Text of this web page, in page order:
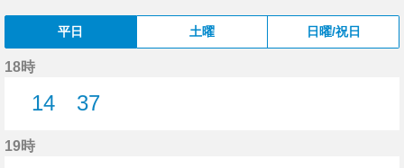
平日 土曜 日曜/祝日
18時
14
37
19時